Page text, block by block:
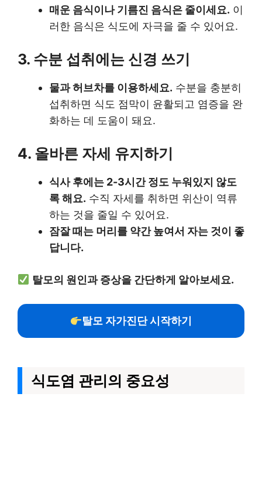
매운 음식이나 기름진 음식은 줄이세요. 이
러한 음식은 식도에 자극을 줄 수 있어요.
3. 수분 섭취에는 신경 쓰기
물과 허브차를 이용하세요. 수분을 충분히
섭취하면 식도 점막이 윤활되고 염증을 완
화하는 데 도움이 돼요.
4. 올바른 자세 유지하기
식사 후에는 2-3시간 정도 누워있지 않도
록 해요. 수직 자세를 취하면 위산이 역류
하는 것을 줄일 수 있어요.
잠잘 때는 머리를 약간 높여서 자는 것이 좋
답니다.
탈모의 원인과 증상을 간단하게 알아보세요.
탈모 자가진단 시작하기
식도염 관리의 중요성